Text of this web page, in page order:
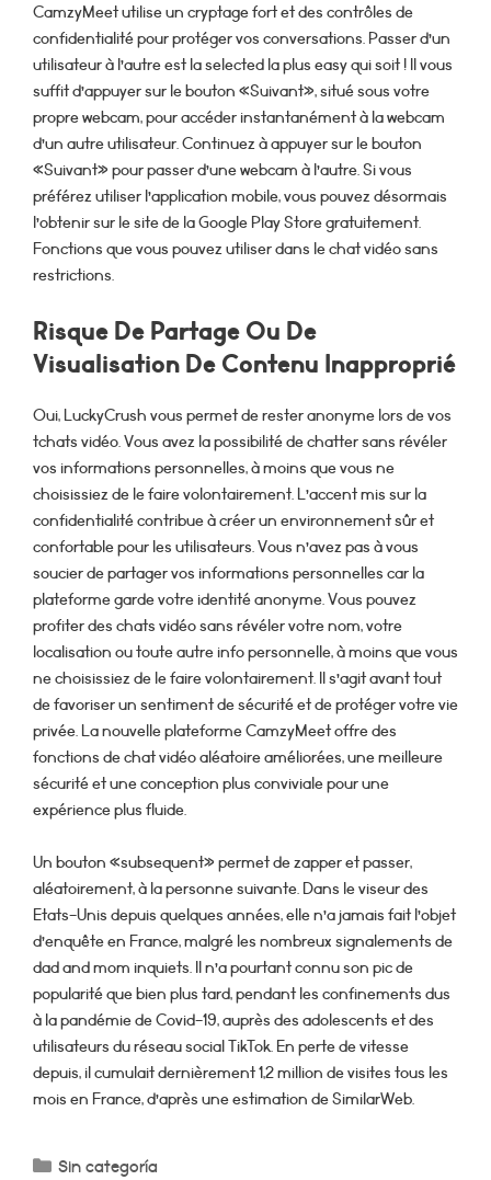
CamzyMeet utilise un cryptage fort et des contrôles de
confidentialité pour protéger vos conversations. Passer d’un
utilisateur à l’autre est la selected la plus easy qui soit ! Il vous
suffit d’appuyer sur le bouton «Suivant», situé sous votre
propre webcam, pour accéder instantanément à la webcam
d’un autre utilisateur. Continuez à appuyer sur le bouton
«Suivant» pour passer d’une webcam à l’autre. Si vous
préférez utiliser l’application mobile, vous pouvez désormais
l’obtenir sur le site de la Google Play Store gratuitement.
Fonctions que vous pouvez utiliser dans le chat vidéo sans
restrictions.
Risque De Partage Ou De
Visualisation De Contenu Inapproprié
Oui, LuckyCrush vous permet de rester anonyme lors de vos
tchats vidéo. Vous avez la possibilité de chatter sans révéler
vos informations personnelles, à moins que vous ne
choisissiez de le faire volontairement. L’accent mis sur la
confidentialité contribue à créer un environnement sûr et
confortable pour les utilisateurs. Vous n’avez pas à vous
soucier de partager vos informations personnelles car la
plateforme garde votre identité anonyme. Vous pouvez
profiter des chats vidéo sans révéler votre nom, votre
localisation ou toute autre info personnelle, à moins que vous
ne choisissiez de le faire volontairement. Il s’agit avant tout
de favoriser un sentiment de sécurité et de protéger votre vie
privée. La nouvelle plateforme CamzyMeet offre des
fonctions de chat vidéo aléatoire améliorées, une meilleure
sécurité et une conception plus conviviale pour une
expérience plus fluide.
Un bouton «subsequent» permet de zapper et passer,
aléatoirement, à la personne suivante. Dans le viseur des
Etats-Unis depuis quelques années, elle n’a jamais fait l’objet
d’enquête en France, malgré les nombreux signalements de
dad and mom inquiets. Il n’a pourtant connu son pic de
popularité que bien plus tard, pendant les confinements dus
à la pandémie de Covid-19, auprès des adolescents et des
utilisateurs du réseau social TikTok. En perte de vitesse
depuis, il cumulait dernièrement 1,2 million de visites tous les
mois en France, d’après une estimation de SimilarWeb.
Categorías
Sin categoría